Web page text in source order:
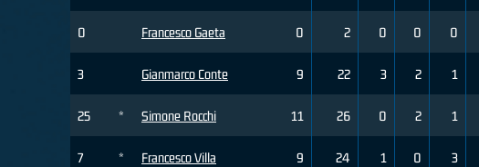
0 Francesco Gaeta
3 Gianmarco Conte
25 * Simone Rocchi
7 * Francesco Villa
0 2 0 0 0
9 22 3 2 1
11 26 0 2 1
9 24 1 0 3